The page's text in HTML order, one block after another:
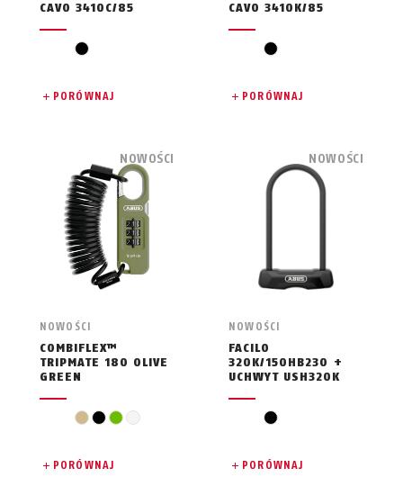
CAVO 3410C/85
czarny
PORÓWNAJ
CAVO 3410K/85
czarny
PORÓWNAJ
NOWOŚCI
COMBIFLEX™
TRIPMATE 180 OLIVE
GREEN
beżczarnyzielony
biały
PORÓWNAJ
NOWOŚCI
NOWOŚCI
FACILO
320K/150HB230 +
UCHWYT USH320K
czarny
PORÓWNAJ
NOWOŚCI